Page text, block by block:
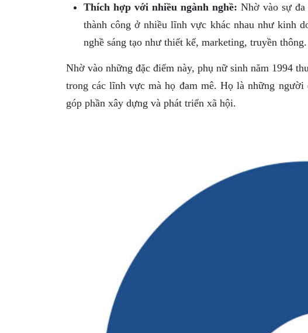
Thích hợp với nhiều ngành nghề: Nhờ vào sự
thành công ở nhiều lĩnh vực khác nhau như kinh
nghề sáng tạo như thiết kế, marketing, truyền thông.
Nhờ vào những đặc điểm này, phụ nữ sinh năm 1994
trong các lĩnh vực mà họ đam mê. Họ là những
góp phần xây dựng và phát triển xã hội.